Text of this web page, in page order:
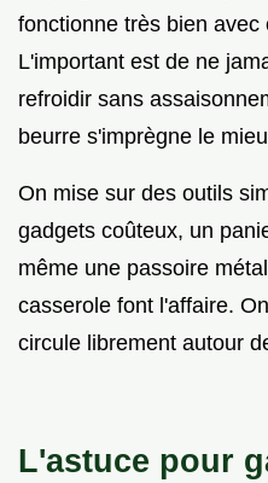
fonctionne très bien
L'important est de ne
refroidir sans
beurre s'imprègne le
On mise sur des outils
gadgets coûteux, un
même une passoire
casserole font l'affaire.
circule librement autour
L'astuce pour